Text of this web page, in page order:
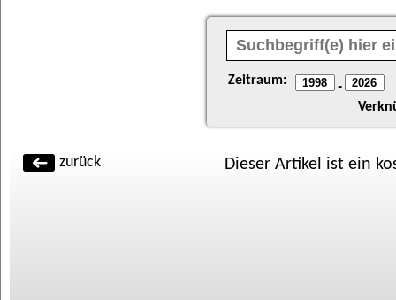
Zeitraum: -
zurück Dieser Artikel ist ein